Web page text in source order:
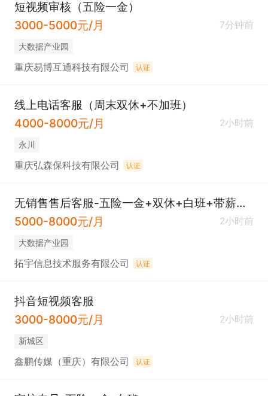
短视频审核（五险一金）
3000-5000元/月
7分钟前
大数据产业园
重庆易博互通科技有限公司 认证
线上电话客服（周末双休+不加班）
4000-8000元/月
2小时前
永川
重庆弘森保科技有限公司 认证
无销售售后客服-五险一金+双休+白班+带薪培训
5000-8000元/月
2小时前
大数据产业园
拓宇信息技术服务有限公司 认证
抖音短视频客服
3000-8000元/月
2小时前
新城区
鑫鹏传媒（重庆）有限公司 认证